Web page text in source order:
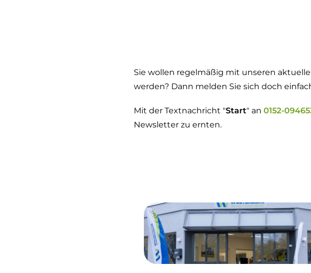
Sie wollen regelmäßig mit unseren
werden? Dann melden Sie sich doch
Mit der Textnachricht "Start" an 0152-
Newsletter zu ernten.